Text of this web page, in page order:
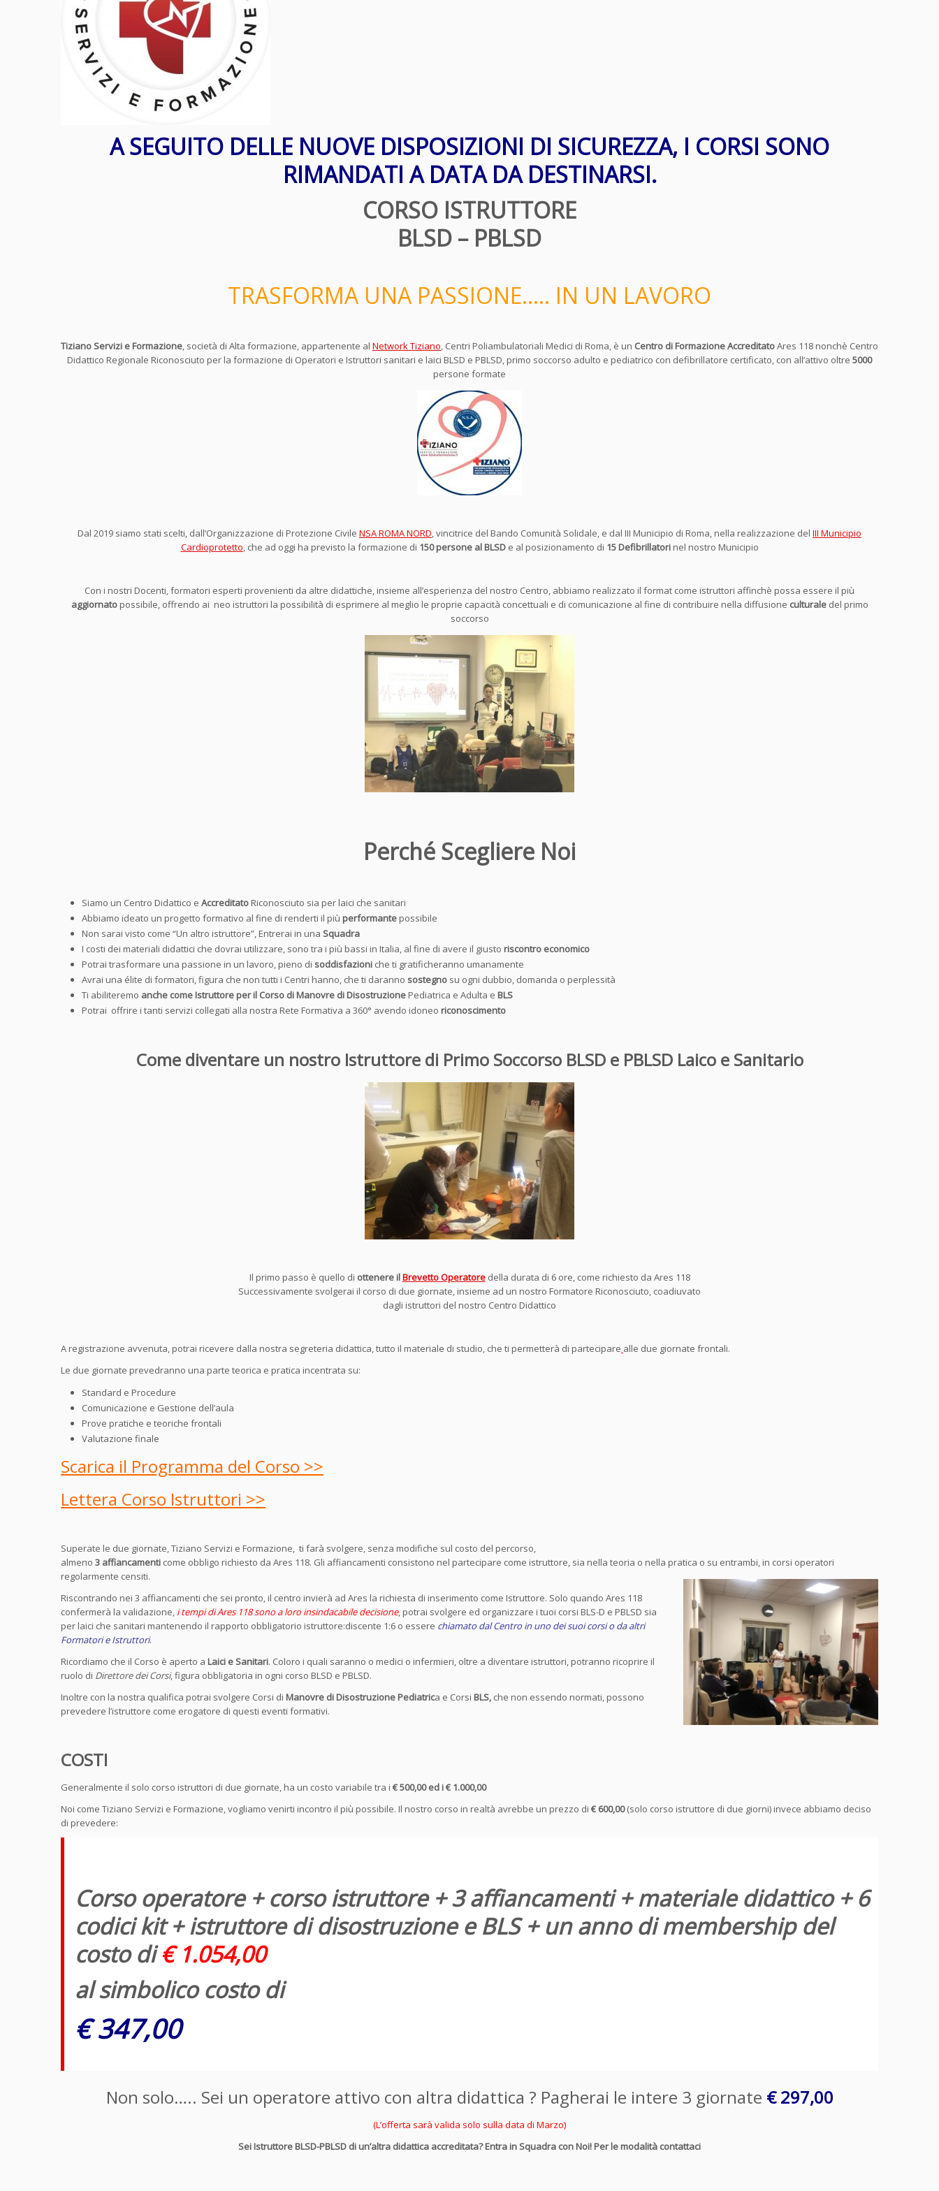
A SEGUITO DELLE NUOVE DISPOSIZIONI DI SICUREZZA, I CORSI SONO
RIMANDATI A DATA DA DESTINARSI.
CORSO ISTRUTTORE
BLSD – PBLSD
TRASFORMA UNA PASSIONE….. IN UN LAVORO
Tiziano Servizi e Formazione, società di Alta formazione, appartenente al Network Tiziano, Centri Poliambulatoriali Medici di Roma, è un Centro di Formazione AccreditatoAres 118 nonchè Centro
Didattico Regionale Riconosciuto per la formazione di Operatori e Istruttori sanitari e laici BLSD e PBLSD, primo soccorso adulto e pediatrico con defibrillatore certificato, con all’attivo oltre 5000
persone formate
Dal 2019 siamo stati scelti, dall’Organizzazione di Protezione Civile NSA ROMA NORD, vincitrice del Bando Comunità Solidale, e dal III Municipio di Roma, nella realizzazione del III Municipio
Cardioprotetto, che ad oggi ha previsto la formazione di 150 persone al BLSDe al posizionamento di 15 Defibrillatorinel nostro Municipio
Con i nostri Docenti, formatori esperti provenienti da altre didattiche, insieme all’esperienza del nostro Centro, abbiamo realizzato il format come istruttori affinchè possa essere il più
aggiornatopossibile, offrendo ai neo istruttori la possibilità di esprimere al meglio le proprie capacità concettuali e di comunicazione al fine di contribuire nella diffusione culturaledel primo
soccorso
Perché Scegliere Noi
Siamo un Centro Didattico e Accreditato Riconosciuto sia per laici che sanitari
Abbiamo ideato un progetto formativo al fine di renderti il più performante possibile
Non sarai visto come “Un altro istruttore”, Entrerai in una Squadra
I costi dei materiali didattici che dovrai utilizzare, sono tra i più bassi in Italia, al fine di avere il giusto riscontro economico
Potrai trasformare una passione in un lavoro, pieno di soddisfazioni che ti gratificheranno umanamente
Avrai una élite di formatori, figura che non tutti i Centri hanno, che ti daranno sostegno su ogni dubbio, domanda o perplessità
Ti abiliteremo anche come Istruttore per il Corso di Manovre di Disostruzione Pediatrica e Adulta e BLS
Potrai offrire i tanti servizi collegati alla nostra Rete Formativa a 360° avendo idoneo riconoscimento
Come diventare un nostro Istruttore di Primo Soccorso BLSD e PBLSD Laico e Sanitario
Il primo passo è quello di ottenere ilBrevetto Operatoredella durata di 6 ore, come richiesto da Ares 118
Successivamente svolgerai il corso di due giornate, insieme ad un nostro Formatore Riconosciuto, coadiuvato
dagli istruttori del nostro Centro Didattico
A registrazione avvenuta, potrai ricevere dalla nostra segreteria didattica, tutto il materiale di studio, che ti permetterà di partecipare alle due giornate frontali.
Le due giornate prevedranno una parte teorica e pratica incentrata su:
Standard e Procedure
Comunicazione e Gestione dell’aula
Prove pratiche e teoriche frontali
Valutazione finale
Scarica il Programma del Corso >>
Lettera Corso Istruttori >>
Superate le due giornate, Tiziano Servizi e Formazione, ti farà svolgere, senza modifiche sul costo del percorso,
almeno 3 affiancamenti come obbligo richiesto da Ares 118. Gli affiancamenti consistono nel partecipare come istruttore, sia nella teoria o nella pratica o su entrambi, in corsi operatori
regolarmente censiti.
Riscontrando nei 3 affiancamenti che sei pronto, il centro invierà ad Ares la richiesta di inserimento come Istruttore. Solo quando Ares 118
confermerà la validazione, i tempi di Ares 118 sono a loro insindacabile decisione, potrai svolgere ed organizzare i tuoi corsi BLS-D e PBLSD sia
per laici che sanitari mantenendo il rapporto obbligatorio istruttore:discente 1:6 o essere chiamato dal Centro in uno dei suoi corsi o da altri
Formatori e Istruttori.
Ricordiamo che il Corso è aperto a Laici e Sanitari. Coloro i quali saranno o medici o infermieri, oltre a diventare istruttori, potranno ricoprire il
ruolo di Direttore dei Corsi, figura obbligatoria in ogni corso BLSD e PBLSD.
Inoltre con la nostra qualifica potrai svolgere Corsi di Manovre di Disostruzione Pediatrica e Corsi BLS, che non essendo normati, possono
prevedere l’istruttore come erogatore di questi eventi formativi.
COSTI
Generalmente il solo corso istruttori di due giornate, ha un costo variabile tra i € 500,00 ed i € 1.000,00
Noi come Tiziano Servizi e Formazione, vogliamo venirti incontro il più possibile. Il nostro corso in realtà avrebbe un prezzo di € 600,00(solo corso istruttore di due giorni) invece abbiamo deciso
di prevedere:
Corso operatore + corso istruttore + 3 affiancamenti + materiale didattico + 6
codici kit + istruttore di disostruzione e BLS + un anno di membership del
costo di€ 1.054,00
al simbolico costo di
€ 347,00
Non solo….. Sei un operatore attivo con altra didattica ? Pagherai le intere 3 giornate € 297,00
(L’offerta sarà valida solo sulla data di Marzo)
Sei Istruttore BLSD-PBLSD di un’altra didattica accreditata? Entra in Squadra con Noi! Per le modalità contattaci